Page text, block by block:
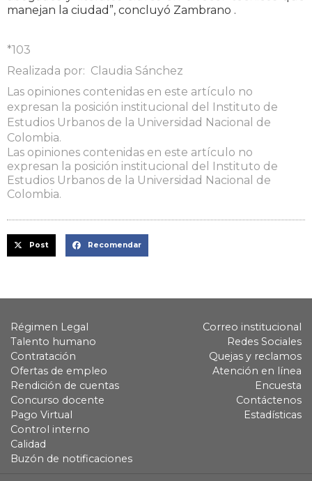
manejan la ciudad”, concluyó Zambrano .
*103
Realizada por: Claudia Sánchez
Las opiniones contenidas en este artículo no
expresan la posición institucional del Instituto de
Estudios Urbanos de la Universidad Nacional de
Colombia.
Las opiniones contenidas en este artículo no
expresan la posición institucional del Instituto de
Estudios Urbanos de la Universidad Nacional de
Colombia.
Post Recomendar
Régimen Legal
Talento humano
Contratación
Ofertas de empleo
Rendición de cuentas
Concurso docente
Pago Virtual
Control interno
Calidad
Buzón de notificaciones
Correo institucional
Redes Sociales
Quejas y reclamos
Atención en línea
Encuesta
Contáctenos
Estadísticas